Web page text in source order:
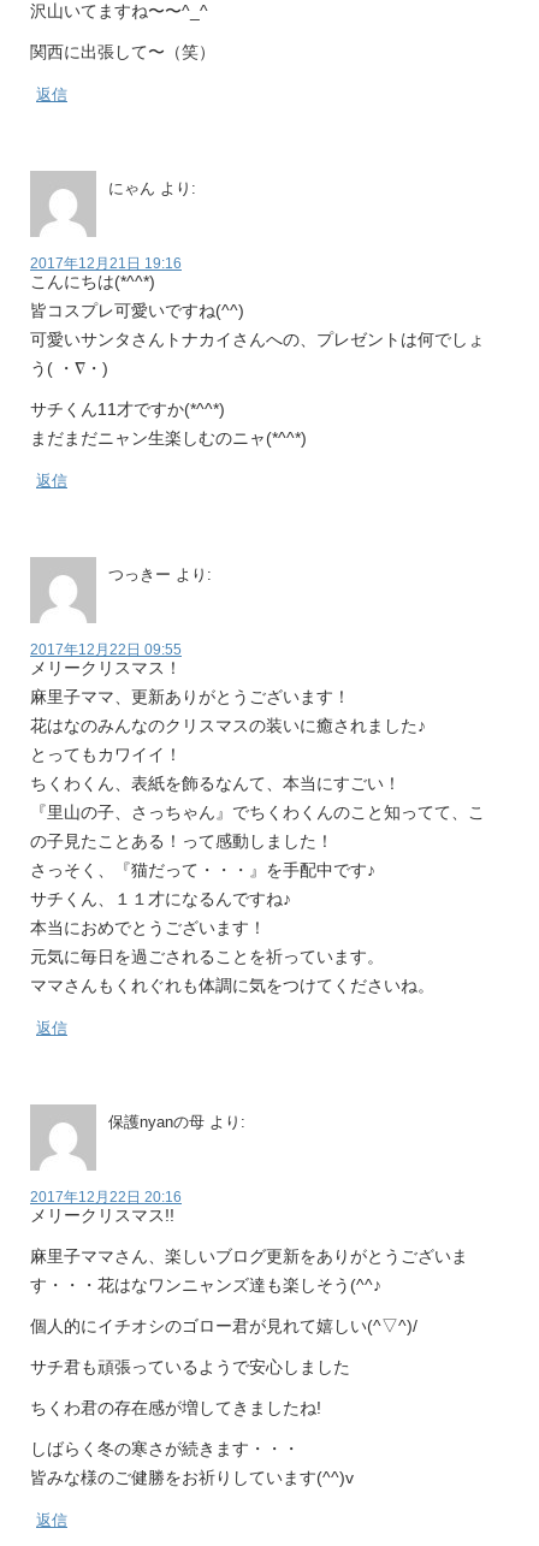
沢山いてますね〜〜^_^
関西に出張して〜（笑）
返信
にゃん より:
2017年12月21日 19:16
こんにちは(*^^*)
皆コスプレ可愛いですね(^^)
可愛いサンタさんトナカイさんへの、プレゼントは何でしょ
う( ・∇・)
サチくん11才ですか(*^^*)
まだまだニャン生楽しむのニャ(*^^*)
返信
つっきー より:
2017年12月22日 09:55
メリークリスマス！
麻里子ママ、更新ありがとうございます！
花はなのみんなのクリスマスの装いに癒されました♪
とってもカワイイ！
ちくわくん、表紙を飾るなんて、本当にすごい！
『里山の子、さっちゃん』でちくわくんのこと知ってて、こ
の子見たことある！って感動しました！
さっそく、『猫だって・・・』を手配中です♪
サチくん、１１才になるんですね♪
本当におめでとうございます！
元気に毎日を過ごされることを祈っています。
ママさんもくれぐれも体調に気をつけてくださいね。
返信
保護nyanの母 より:
2017年12月22日 20:16
メリークリスマス!!
麻里子ママさん、楽しいブログ更新をありがとうございま
す・・・花はなワンニャンズ達も楽しそう(^^♪
個人的にイチオシのゴロー君が見れて嬉しい(^▽^)/
サチ君も頑張っているようで安心しました
ちくわ君の存在感が増してきましたね!
しばらく冬の寒さが続きます・・・
皆みな様のご健勝をお祈りしています(^^)v
返信